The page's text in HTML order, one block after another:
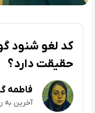
کد لغو شنود
حقیقت دارد؟
فاطمه
آخرین به